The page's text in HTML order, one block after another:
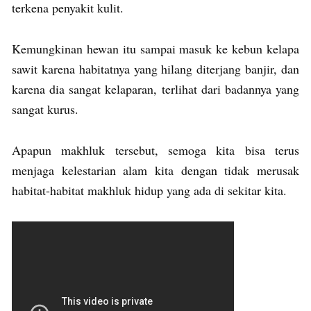
terkena penyakit kulit.
Kemungkinan hewan itu sampai masuk ke kebun kelapa
sawit karena habitatnya yang hilang diterjang banjir, dan
karena dia sangat kelaparan, terlihat dari badannya yang
sangat kurus.
Apapun makhluk tersebut, semoga kita bisa terus
menjaga kelestarian alam kita dengan tidak merusak
habitat-habitat makhluk hidup yang ada di sekitar kita.